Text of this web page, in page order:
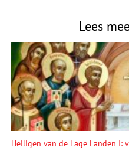
Lees
Heiligen van de Lage Landen I: